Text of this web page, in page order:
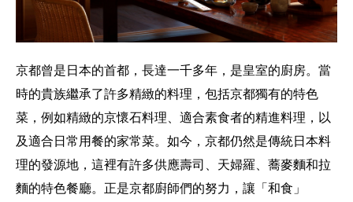
京都曾是日本的首都，長達一千多年，是皇室的廚房。當
時的貴族繼承了許多精緻的料理，包括京都獨有的特色
菜，例如精緻的京懷石料理、適合素食者的精進料理，以
及適合日常用餐的家常菜。如今，京都仍然是傳統日本料
理的發源地，這裡有許多供應壽司、天婦羅、蕎麥麵和拉
麵的特色餐廳。正是京都廚師們的努力，讓「和食」